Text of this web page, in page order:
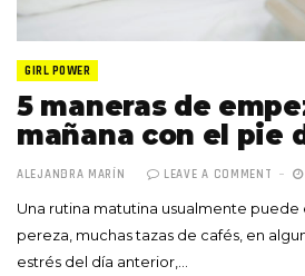
GIRL POWER
5 maneras de
mañana con el pie
ALEJANDRA MARÍN LEAVE A COMMENT
Una rutina matutina usualmente puede
pereza, muchas tazas de cafés, en
estrés del día anterior,…